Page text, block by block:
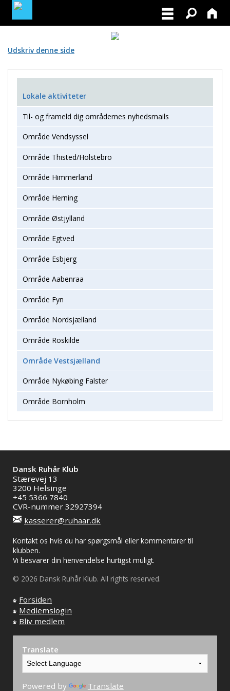
MEDLEMSLOGIN
BLIV MEDLEM
Udskriv denne side
Lokale aktiviteter
Til- og frameld dig områdernes nyhedsmails
Område Vendsyssel
Område Thisted/Holstebro
Område Himmerland
Område Herning
Område Østjylland
Område Egtved
Område Esbjerg
Område Aabenraa
Område Fyn
Område Nordsjælland
Område Roskilde
Område Vestsjælland
Område Nykøbing Falster
Område Bornholm
Dansk Ruhår Klub
Stærevej 13
3200 Helsinge
+45 5366 7840
CVR-nummer 32927394
kasserer@ruhaar.dk
Kontakt os hvis du har spørgsmål eller kommentarer til
klubben.
Vi besvarer din henvendelse hurtigst muligt.
© 2026 Dansk Ruhår Klub. All rights reserved.
Forsiden
Medlemslogin
Bliv medlem
Translate
Powered by Translate